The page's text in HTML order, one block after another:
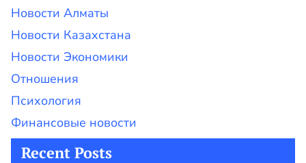
Новости Алматы
Новости Казахстана
Новости Экономики
Отношения
Психология
Финансовые новости
Recent Posts